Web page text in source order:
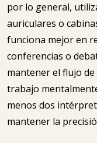
por lo general,
auriculares o
funciona mejor en
conferencias o
mantener el flujo
trabajo
menos dos
mantener la